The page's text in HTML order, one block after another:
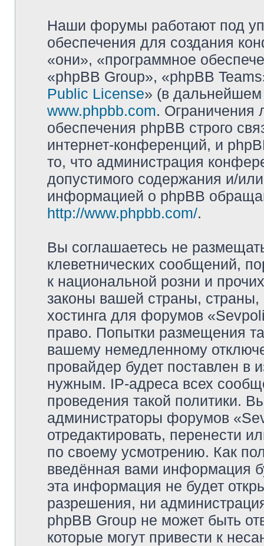
Наши форумы работают под
обеспечения для создания
«они», «программное
«phpBB Group», «phpBB
Public License» (в дальнейшем
www.phpbb.com. Ограничения
обеспечения phpBB строго
интернет-конференций, и
то, что администрация
допустимого содержания и/
информацией о phpBB
http://www.phpbb.com/.
Вы соглашаетесь не
клеветнических сообщений,
к национальной розни и
законы вашей страны, страны,
хостинга для форумов
право. Попытки размещения
вашему немедленному
провайдер будет поставлен в
нужным. IP-адреса всех
проведения такой политики.
администраторы форумов
отредактировать, перенести
по своему усмотрению. Как
введённая вами информация
эта информация не будет
разрешения, ни
phpBB Group не может быть
которые могут привести к